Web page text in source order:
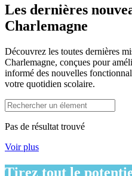
Les dernières
Charlemagne
Découvrez les toutes dernières
Charlemagne, conçues pour
informé des nouvelles
votre quotidien scolaire.
Pas de résultat trouvé
Voir plus
Tirez tout le